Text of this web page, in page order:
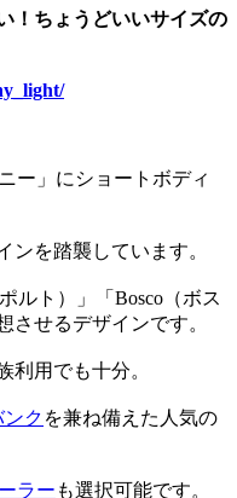
！ちょうどいいサイズの
ー」にショートボディ
ンを踏襲しています。
ルト）」「Bosco（ボス
させるデザインです。
利用でも十分。
ンク を兼ね備えた人気の
ラー も選択可能です。